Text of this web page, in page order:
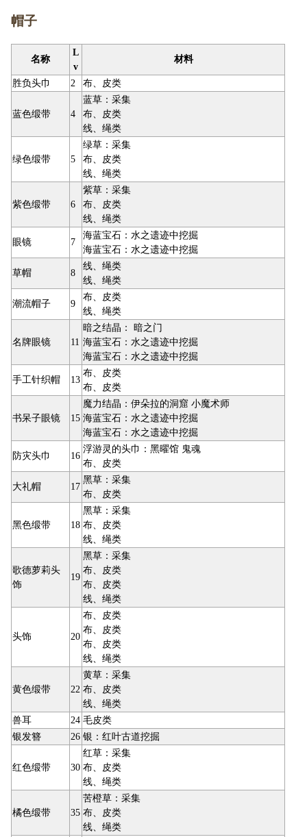
帽子
名称
L
v
材料
胜负头巾 2 布、皮类
蓝色缎带 4
蓝草：采集
布、皮类
线、绳类
绿色缎带 5
绿草：采集
布、皮类
线、绳类
紫色缎带 6
紫草：采集
布、皮类
线、绳类
眼镜 7
海蓝宝石：水之遗迹中挖掘
海蓝宝石：水之遗迹中挖掘
草帽 8
线、绳类
线、绳类
潮流帽子 9
布、皮类
线、绳类
名牌眼镜 11
暗之结晶： 暗之门
海蓝宝石：水之遗迹中挖掘
海蓝宝石：水之遗迹中挖掘
手工针织帽 13
布、皮类
布、皮类
书呆子眼镜 15
魔力结晶：伊朵拉的洞窟 小魔术师
海蓝宝石：水之遗迹中挖掘
海蓝宝石：水之遗迹中挖掘
防灾头巾 16
浮游灵的头巾：黑曜馆 鬼魂
布、皮类
大礼帽 17
黑草：采集
布、皮类
黑色缎带 18
黑草：采集
布、皮类
线、绳类
歌德萝莉头
饰
19
黑草：采集
布、皮类
布、皮类
线、绳类
头饰 20
布、皮类
布、皮类
布、皮类
线、绳类
黄色缎带 22
黄草：采集
布、皮类
线、绳类
兽耳
24 毛皮类
银发簪
26 银：红叶古道挖掘
红色缎带 30
红草：采集
布、皮类
线、绳类
橘色缎带 35
苦橙草：采集
布、皮类
线、绳类